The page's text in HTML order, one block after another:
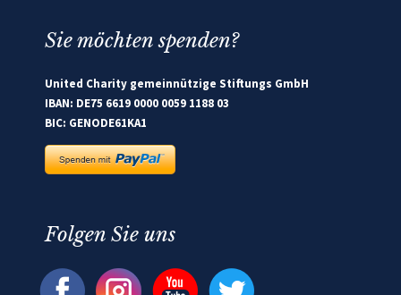
Sie möchten spenden?
United Charity gemeinnützige Stiftungs GmbH
IBAN: DE75 6619 0000 0059 1188 03
BIC: GENODE61KA1
Folgen Sie uns